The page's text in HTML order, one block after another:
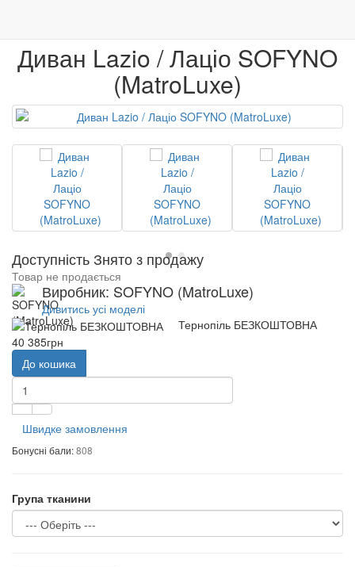
Диван Lazio / Лаціо SOFYNO
(MatroLuxe)
Доступність Знято з продажу
Товар не продається
Виробник: SOFYNO (MatroLuxe)
Дивитись усі моделі
Тернопіль БЕЗКОШТОВНА
40 385грн
До кошика
Швидке замовлення
Бонусні бали:808
Група тканини